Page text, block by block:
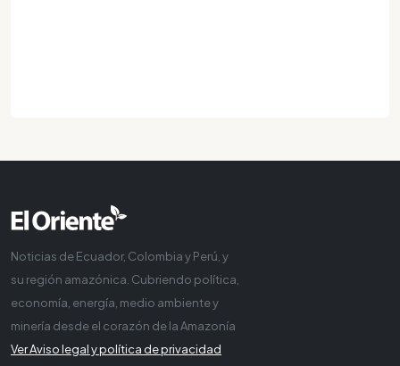
Noticias de Ecuador, Colombia y Perú, y
su región amazónica. Cubriendo política,
economía, energía, medio ambiente y
minería desde el corazón de la Amazonía
Ver Aviso legal y política de privacidad